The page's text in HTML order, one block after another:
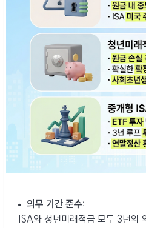
의무 기간 준수:
ISA와 청년미래적금 모두 3년의